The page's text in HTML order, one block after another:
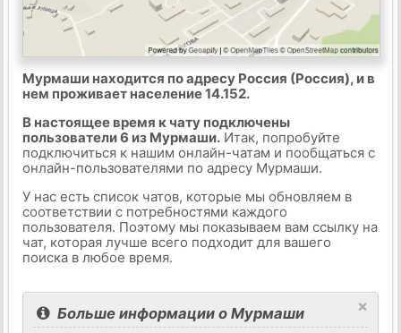
Мурмаши находится по адресу Россия (Россия), и в
нем проживает население 14.152.
В настоящее время к чату подключены
пользователи 6 из Мурмаши.Итак, попробуйте
подключиться к нашим онлайн-чатам и пообщаться с
онлайн-пользователями по адресу Мурмаши.
У нас есть список чатов, которые мы обновляем в
соответствии с потребностями каждого
пользователя. Поэтому мы показываем вам ссылку на
чат, которая лучше всего подходит для вашего
поиска в любое время.
×
Больше информации о Мурмаши